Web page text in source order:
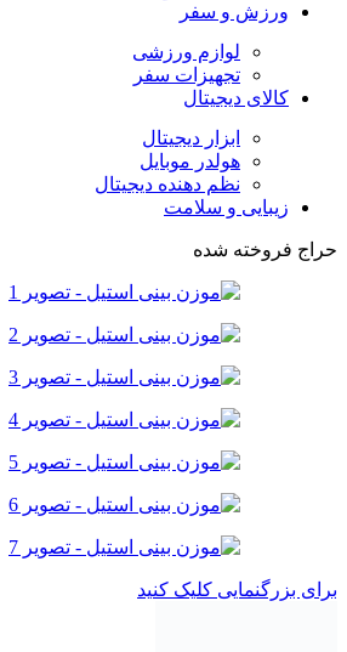
ورزش و سفر
لوازم ورزشی
تجهیزات سفر
کالای دیجیتال
ابزار دیجیتال
هولدر موبایل
نظم دهنده دیجیتال
زیبایی و سلامت
حراج فروخته شده
برای بزرگنمایی کلیک کنید